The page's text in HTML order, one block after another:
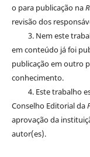
o para publicação na
revisão dos
3. Nem este
em conteúdo já foi
publicação em outro
conhecimento.
4. Este trabalho
Conselho Editorial da
aprovação da
autor(es).